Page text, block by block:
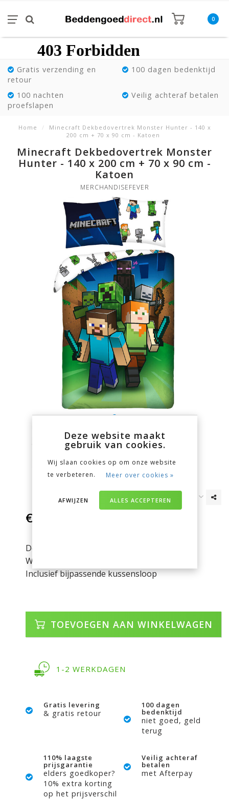
0
Gratis verzending en
retour
100 dagen bedenktijd
100 nachten
proefslapen
Veilig achteraf betalen
Home /
Minecraft Dekbedovertrek Monster Hunter - 140 x
200 cm + 70 x 90 cm - Katoen
Minecraft Dekbedovertrek Monster
Hunter - 140 x 200 cm + 70 x 90 cm -
Katoen
MERCHANDISEFEVER
€41,95
Dessin: Minecraft
Wasbaar op 40°
Inclusief bijpassende kussensloop
TOEVOEGEN AAN WINKELWAGEN
1-2 WERKDAGEN
Gratis levering
& gratis retour
100 dagen
bedenktijd
niet goed, geld
terug
110% laagste
prijsgarantie
elders goedkoper?
10% extra korting
op het prijsverschil
Veilig achteraf
betalen
met Afterpay
Deze website maakt
gebruik van cookies.
Wij slaan cookies op om onze website
te verbeteren.
Meer over cookies »
ALLES ACCEPTEREN
AFWIJZEN